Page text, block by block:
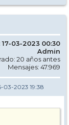
17-03-2023 00:30
Admin
20 años antes
Mensajes: 47.969
03-2023 19:38